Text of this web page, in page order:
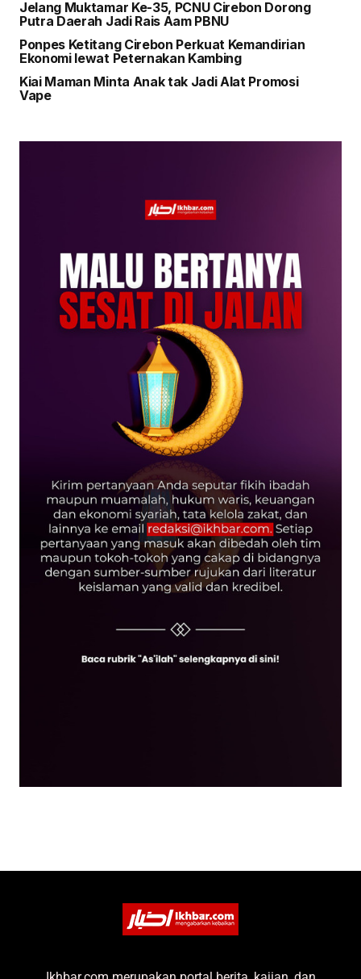
Jelang Muktamar Ke-35, PCNU Cirebon Dorong
Putra Daerah Jadi Rais Aam PBNU
Ponpes Ketitang Cirebon Perkuat Kemandirian
Ekonomi lewat Peternakan Kambing
Kiai Maman Minta Anak tak Jadi Alat Promosi
Vape